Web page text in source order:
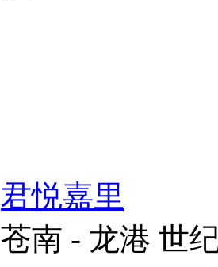
君悦嘉里
苍南 - 龙港 世